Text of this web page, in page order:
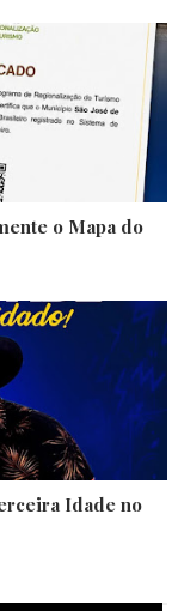
o Mapa do
Idade no